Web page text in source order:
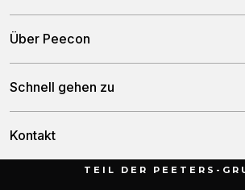
Mischwagen
Stationäre Mischwagen
Fässer
Über Peecon
Geschichte
Schnell gehen zu
Kontakt
Munnikenheiweg 47TEIL DER PEETERS-